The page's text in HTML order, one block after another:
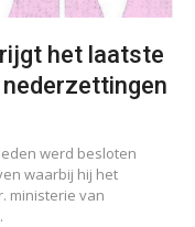
het laatste
werd besloten
waarbij hij het
ministerie van